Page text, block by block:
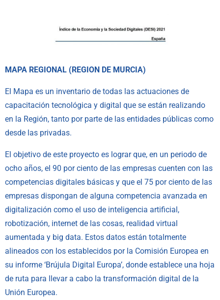
MAPA REGIONAL (REGION DE MURCIA)
El Mapa es un inventario de todas las actuaciones de
capacitación tecnológica y digital que se están realizando
en la Región, tanto por parte de las entidades públicas como
desde las privadas.
El objetivo de este proyecto es lograr que, en un periodo de
ocho años, el 90 por ciento de las empresas cuenten con las
competencias digitales básicas y que el 75 por ciento de las
empresas dispongan de alguna competencia avanzada en
digitalización como el uso de inteligencia artificial,
robotización, internet de las cosas, realidad virtual
aumentada y big data. Estos datos están totalmente
alineados con los establecidos por la Comisión Europea en
su informe ‘Brújula Digital Europa’, donde establece una hoja
de ruta para llevar a cabo la transformación digital de la
Unión Europea.